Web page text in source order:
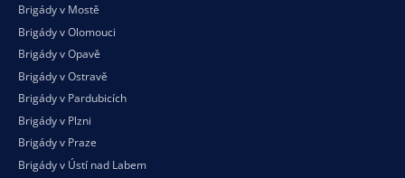
Brigády v Mostě
Brigády v Olomouci
Brigády v Opavě
Brigády v Ostravě
Brigády v Pardubicích
Brigády v Plzni
Brigády v Praze
Brigády v Ústí nad Labem